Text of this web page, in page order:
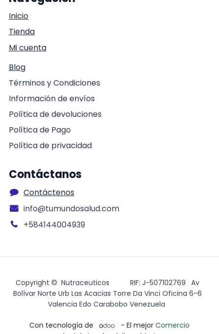
Inicio
Tienda
Mi cuenta
Blog
Términos y Condiciones
Información de envíos
Política de devoluciones
Política de Pago
Política de privacidad
Contáctanos
Contáctenos
info@tumundosalud.com
+584144004939
Copyright © Nutraceuticos ​RIF: J-507102769 ​ Av
Bolívar Norte Urb Las Acacias Torre Da Vinci Oficina 6-6
Valencia Edo Carabobo Venezuela
Con tecnología de - El mejorComercio